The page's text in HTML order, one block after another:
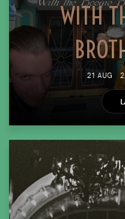
WITH
21 AUG